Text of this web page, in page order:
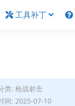
工具补丁
类: 枪战射击
间: 2025-07-10